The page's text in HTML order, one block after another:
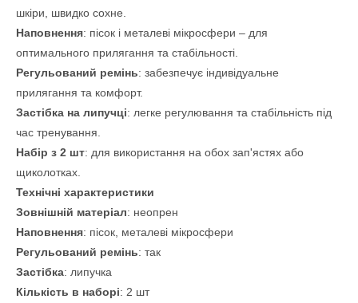
шкіри, швидко сохне.
Наповнення: пісок і металеві мікросфери – для
оптимального прилягання та стабільності.
Регульований ремінь: забезпечує індивідуальне
прилягання та комфорт.
Застібка на липучці: легке регулювання та стабільність під
час тренування.
Набір з 2 шт: для використання на обох зап'ястях або
щиколотках.
Технічні характеристики
Зовнішній матеріал: неопрен
Наповнення: пісок, металеві мікросфери
Регульований ремінь: так
Застібка: липучка
Кількість в наборі: 2 шт